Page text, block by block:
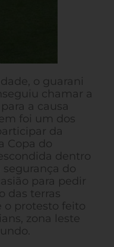
o guarani
chamar a
a causa
foi um dos
da
Copa do
dentro
do
para pedir
das terras
o protesto feito
zona leste